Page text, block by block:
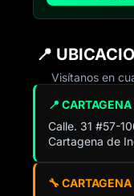
📍
Visítanos en
📍 CARTAGENA
Calle. 31 #57-
Cartagena de
🔧 CARTAGENA